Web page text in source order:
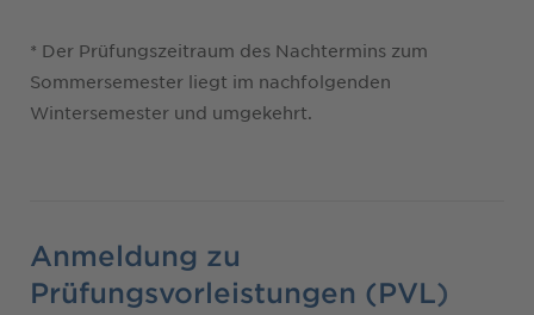
* Der Prüfungszeitraum des Nachtermins zum
Sommersemester liegt im nachfolgenden
Wintersemester und umgekehrt.
Anmeldung zu
Prüfungsvorleistungen (PVL)